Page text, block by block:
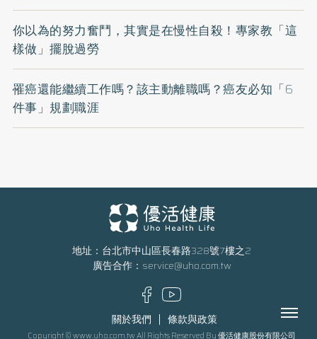
你以為的努力奮鬥，其實是在慢性自殺！專家教「這
樣做」擺脫過勞
罹癌還能繼續工作嗎？該主動離職嗎？癌友必知「6
件事」規劃職涯
地址：台北市中山區長春路328號7樓之2
廣告合作： service@uho.com.tw
關於我們 條款與政策
Copyright © www.uho.com.tw All Rights Reserved By 優活健康股份有限公司
Menu